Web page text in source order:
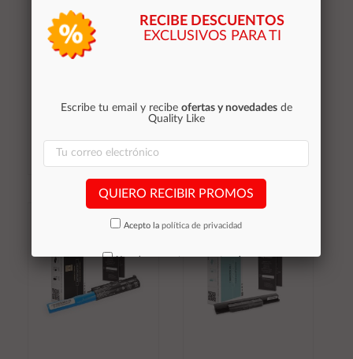
Batería compatible para
Stocks (3)
Añadir al
carrito
Añadir al
carrito
RECIBE DESCUENTOS
EXCLUSIVOS PARA TI
Escribe tu email y recibe ofertas y novedadesde
Quality Like
QUIERO RECIBIR PROMOS
Acepto la política de privacidad
No volver a mostrar mas este aviso